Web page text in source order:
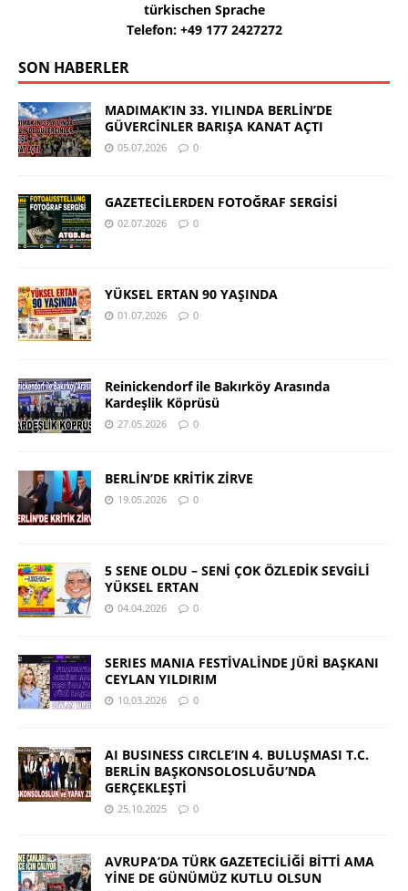
türkischen Sprache
Telefon: +49 177 2427272
SON HABERLER
MADIMAK’IN 33. YILINDA BERLİN’DE
GÜVERCİNLER BARIŞA KANAT AÇTI
05.07.2026 0
GAZETECİLERDEN FOTOĞRAF SERGİSİ
02.07.2026 0
YÜKSEL ERTAN 90 YAŞINDA
01.07.2026 0
Reinickendorf ile Bakırköy Arasında
Kardeşlik Köprüsü
27.05.2026 0
BERLİN’DE KRİTİK ZİRVE
19.05.2026 0
5 SENE OLDU – SENİ ÇOK ÖZLEDİK SEVGİLİ
YÜKSEL ERTAN
04.04.2026 0
SERIES MANIA FESTİVALİNDE JÜRİ BAŞKANI
CEYLAN YILDIRIM
10.03.2026 0
AI BUSINESS CIRCLE’IN 4. BULUŞMASI T.C.
BERLİN BAŞKONSOLOSLUĞU’NDA
GERÇEKLEŞTİ
25.10.2025 0
AVRUPA’DA TÜRK GAZETECİLİĞİ BİTTİ AMA
YİNE DE GÜNÜMÜZ KUTLU OLSUN